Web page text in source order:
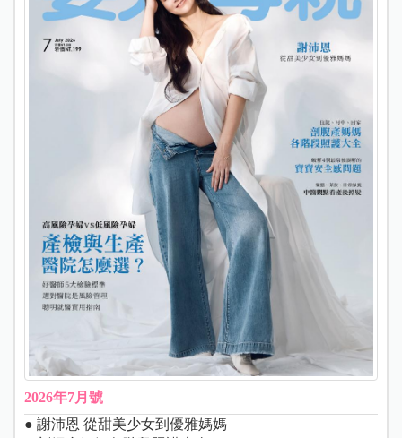
2026年7月號
● 謝沛恩 從甜美少女到優雅媽媽